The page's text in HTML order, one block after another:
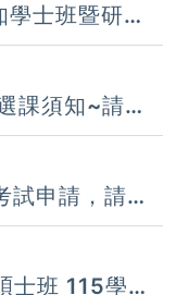
士班暨研究
IN THIS
課須知~請同
試申請，請於
期無法受理。
學年